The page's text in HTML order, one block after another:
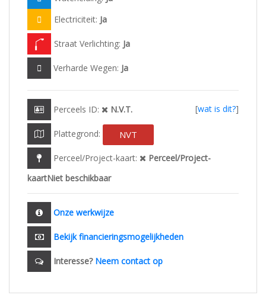
Electriciteit: Ja
Straat Verlichting: Ja
Verharde Wegen: Ja
Perceels ID: N.V.T. [wat is dit?]
Plattegrond: NVT
Perceel/Project-kaart:
Perceel/Project-
kaartNiet beschikbaar
Onze werkwijze
Bekijk financieringsmogelijkheden
Interesse? Neem contact op